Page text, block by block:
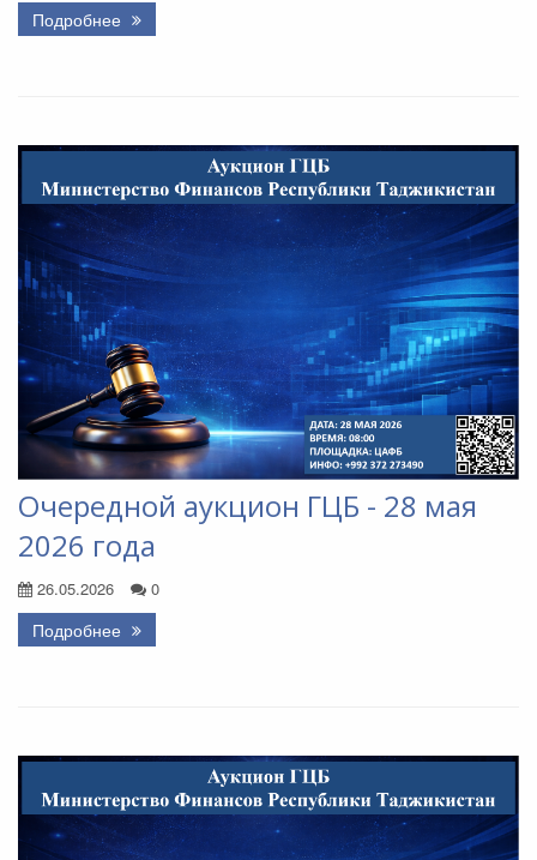
Подробнее
Очередной аукцион ГЦБ - 28 мая
2026 года
26.05.2026 0
Подробнее